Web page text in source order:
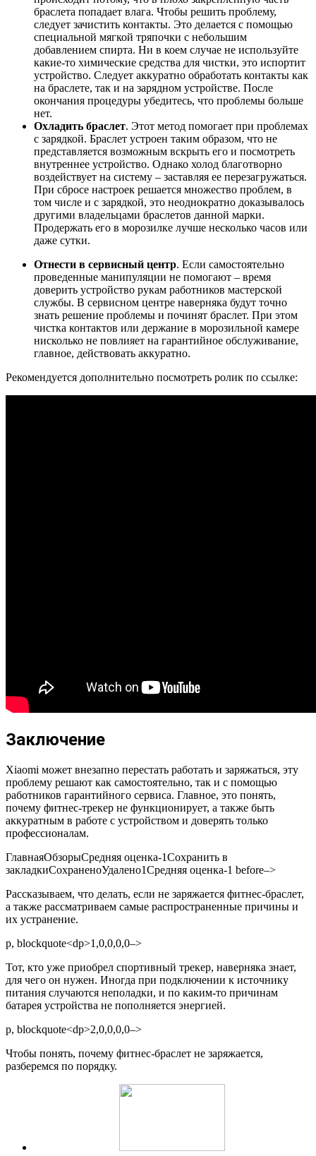
браслета попадает влага. Чтобы решить проблему,
следует зачистить контакты. Это делается с помощью
специальной мягкой тряпочки с небольшим
добавлением спирта. Ни в коем случае не используйте
какие-то химические средства для чистки, это испортит
устройство. Следует аккуратно обработать контакты как
на браслете, так и на зарядном устройстве. После
окончания процедуры убедитесь, что проблемы больше
нет.
Охладить браслет. Этот метод помогает при проблемах
с зарядкой. Браслет устроен таким образом, что не
представляется возможным вскрыть его и посмотреть
внутреннее устройство. Однако холод благотворно
воздействует на систему – заставляя ее перезагружаться.
При сбросе настроек решается множество проблем, в
том числе и с зарядкой, это неоднократно доказывалось
другими владельцами браслетов данной марки.
Продержать его в морозилке лучше несколько часов или
даже сутки.
Отнести в сервисный центр. Если самостоятельно
проведенные манипуляции не помогают – время
доверить устройство рукам работников мастерской
службы. В сервисном центре наверняка будут точно
знать решение проблемы и починят браслет. При этом
чистка контактов или держание в морозильной камере
нисколько не повлияет на гарантийное обслуживание,
главное, действовать аккуратно.
Рекомендуется дополнительно посмотреть ролик по ссылке:
Заключение
Xiaomi может внезапно перестать работать и заряжаться, эту
проблему решают как самостоятельно, так и с помощью
работников гарантийного сервиса. Главное, это понять,
почему фитнес-трекер не функционирует, а также быть
аккуратным в работе с устройством и доверять только
профессионалам.
ГлавнаяОбзорыСредняя оценка-1Сохранить в
закладкиСохраненоУдалено1Средняя оценка-1 before–>
Рассказываем, что делать, если не заряжается фитнес-браслет,
а также рассматриваем самые распространенные причины и
их устранение.
p, blockquote<dp>1,0,0,0,0–>
Тот, кто уже приобрел спортивный трекер, наверняка знает,
для чего он нужен. Иногда при подключении к источнику
питания случаются неполадки, и по каким-то причинам
батарея устройства не пополняется энергией.
p, blockquote<dp>2,0,0,0,0–>
Чтобы понять, почему фитнес-браслет не заряжается,
разберемся по порядку.